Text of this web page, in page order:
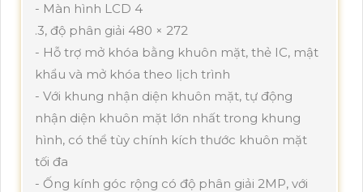
- Màn hình LCD 4
.3, độ phân giải 480 × 272
- Hỗ trợ mở khóa bằng khuôn mặt, thẻ IC, mật
khẩu và mở khóa theo lịch trình
- Với khung nhận diện khuôn mặt, tự động
nhận diện khuôn mặt lớn nhất trong khung
hình, có thể tùy chính kích thước khuôn mặt
tối đa
- Ống kính góc rộng có độ phân giải 2MP, với